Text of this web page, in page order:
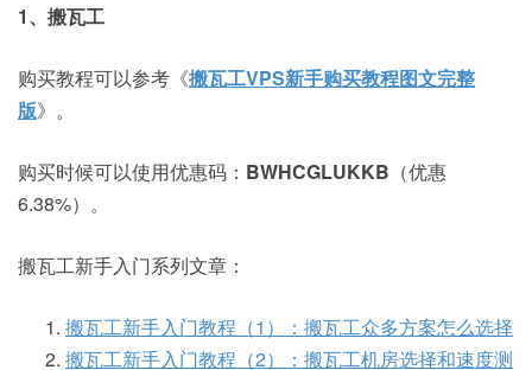
1、搬瓦工
购买教程可以参考《搬瓦工VPS新手购买教程图文完整
版》。
购买时候可以使用优惠码： BWHCGLUKKB （优惠
6.38%）。
搬瓦工新手入门系列文章：
搬瓦工新手入门教程（1）：搬瓦工众多方案怎么选择
搬瓦工新手入门教程（2）：搬瓦工机房选择和速度测